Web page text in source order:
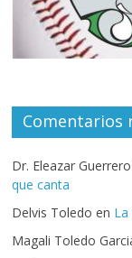
Comentarios
Dr. Eleazar
que canta
Delvis Toledo en
Magali Toledo